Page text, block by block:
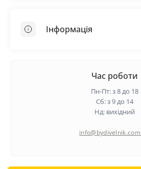
Самовирівнююча суміш
Інформація
Гарантія та повернення
Політика конфіденційності
Час роботи
Пн-Пт: з 8 до 18
Сб: з 9 до 14
Нд: вихідний